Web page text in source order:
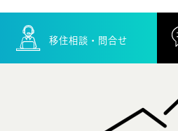
移住相談・問合せ